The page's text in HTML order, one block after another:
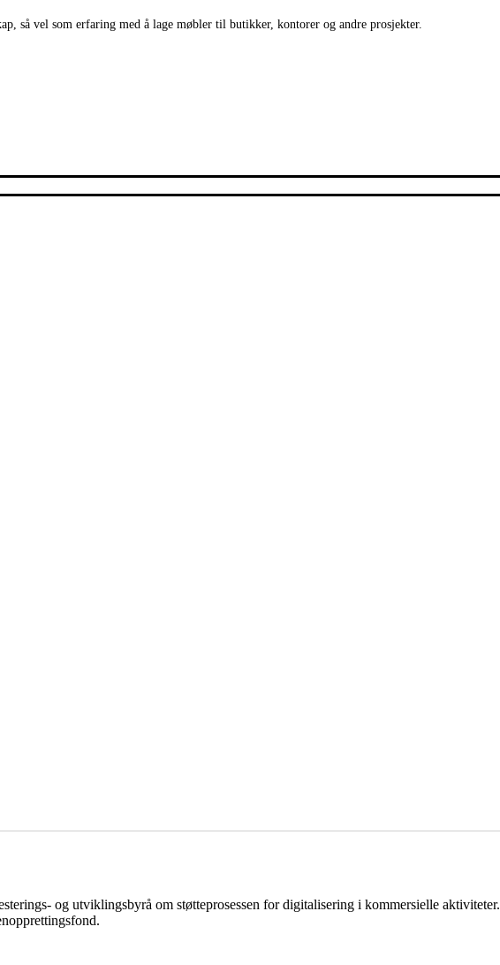
så vel som erfaring med å lage møbler til butikker, kontorer og andre prosjekter.
og utviklingsbyrå om støtteprosessen for digitalisering i kommersielle aktiviteter.